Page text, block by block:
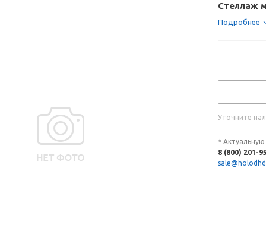
Стеллаж
Подробнее
Уточните
*
8 (800) 201-